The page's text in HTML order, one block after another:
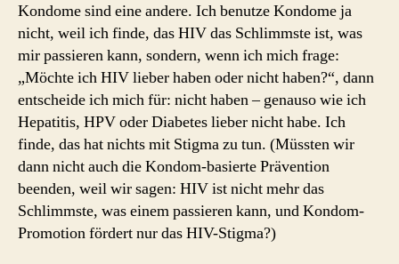
Kondome sind eine andere. Ich benutze Kondome ja
nicht, weil ich finde, das HIV das Schlimmste ist, was
mir passieren kann, sondern, wenn ich mich frage:
„Möchte ich HIV lieber haben oder nicht haben?“, dann
entscheide ich mich für: nicht haben – genauso wie ich
Hepatitis, HPV oder Diabetes lieber nicht habe. Ich
finde, das hat nichts mit Stigma zu tun. (Müssten wir
dann nicht auch die Kondom-basierte Prävention
beenden, weil wir sagen: HIV ist nicht mehr das
Schlimmste, was einem passieren kann, und Kondom-
Promotion fördert nur das HIV-Stigma?)